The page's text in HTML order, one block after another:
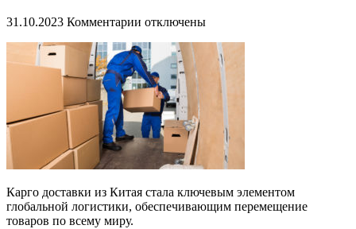
31.10.2023 Комментарии к
Карго
доставка
из
Китая:
Путь
к
мировой
торговой
интеграции
отключены
Карго доставки из Китая стала ключевым элементом
глобальной логистики, обеспечивающим перемещение
товаров по всему миру.